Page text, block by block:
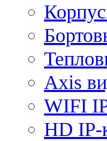
Axis
WIFI
HD IP-